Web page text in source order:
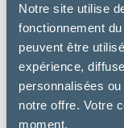
Notre site utilise
fonctionnement
peuvent être
expérience,
personnalisées
notre offre. Votre
moment.